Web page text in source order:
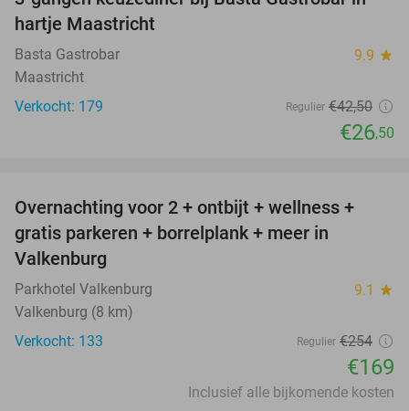
hartje Maastricht
Basta Gastrobar 9.9 star
Maastricht
Verkocht: 179
Regulier €42,50
€26,50
33%
Overnachting voor 2 + ontbijt + wellness +
gratis parkeren + borrelplank + meer in
Valkenburg
Parkhotel Valkenburg 9.1 star
Valkenburg (8 km)
Verkocht: 133
Regulier €254
€169
Inclusief alle bijkomende kosten